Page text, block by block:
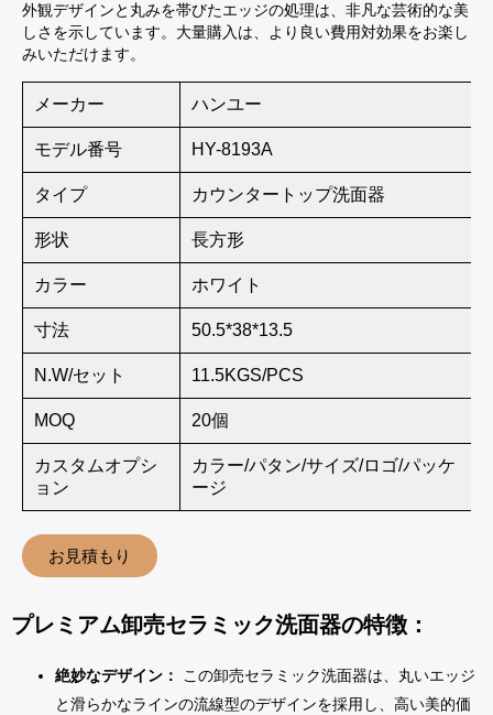
外観デザインと丸みを帯びたエッジの処理は、非凡な芸術的な美
しさを示しています。大量購入は、より良い費用対効果をお楽し
みいただけます。
メーカー ハンユー
モデル番号 HY-8193A
タイプ カウンタートップ洗面器
形状 長方形
カラー ホワイト
寸法 50.5*38*13.5
N.W/セット 11.5KGS/PCS
MOQ 20個
カスタムオプシ
ョン
カラー/パタン/サイズ/ロゴ/パッケ
ージ
お見積もり
プレミアム卸売セラミック洗面器の特徴：
絶妙なデザイン：
この卸売セラミック洗面器は、丸いエッジ
と滑らかなラインの流線型のデザインを採用し、高い美的価